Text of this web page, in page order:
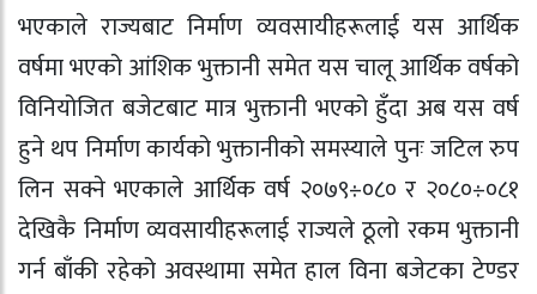
भएकाले राज्यबाट निर्माण व्यवसायीहरूलाई यस आर्थिक
वर्षमा भएको आंशिक भुक्तानी समेत यस चालू आर्थिक वर्षको
विनियोजित बजेटबाट मात्र भुक्तानी भएको हुँदा अब यस वर्ष
हुने थप निर्माण कार्यको भुक्तानीको समस्याले पुनः जटिल रुप
लिन सक्ने भएकाले आर्थिक वर्ष २०७९÷०८० र २०८०÷०८१
देखिकै निर्माण व्यवसायीहरूलाई राज्यले ठूलो रकम भुक्तानी
गर्न बाँकी रहेको अवस्थामा समेत हाल विना बजेटका टेण्डर